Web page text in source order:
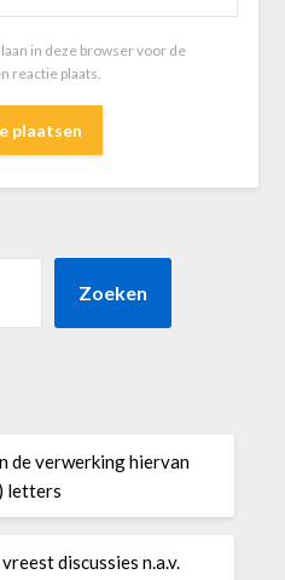
in deze browser voor de
reactie plaats.
Zoeken
verwerking hiervan
letters
discussies n.a.v.